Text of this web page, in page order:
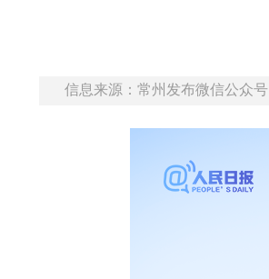
信息来源：常州发布微信公众号